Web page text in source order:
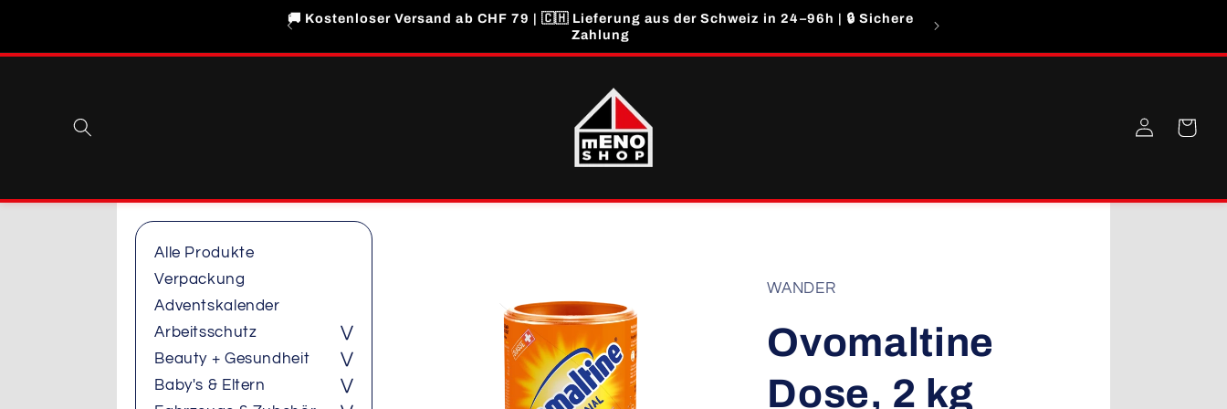
🚚 Kostenloser Versand ab CHF 79 | 🇨🇭 Lieferung aus der Schweiz in 24–96h | 🔒 Sichere
Zahlung
Auf Grund eines hohen
EinloggenWarenkorb
Alle Produkte
Verpackung
Adventskalender
Arbeitsschutz
⋁
Beauty + Gesundheit
⋁
Baby's & Eltern
⋁
Produktinformationen
WANDER
Ovomaltine
Dose, 2 kg